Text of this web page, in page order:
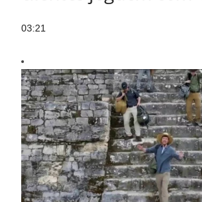
03:21